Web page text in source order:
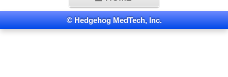
© Hedgehog MedTech, Inc.